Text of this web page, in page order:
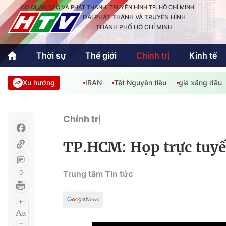
CƠ QUAN BÁO VÀ PHÁT THANH, TRUYỀN HÌNH TP. HỒ CHÍ MINH
ĐÀI PHÁT THANH VÀ TRUYỀN HÌNH
THÀNH PHỐ HỒ CHÍ MINH
Thời sự Thế giới Chính trị Kinh tế
Thời sự
Thể thao
Quốc tế
Văn hóa -
An Sinh
Công nghệ
Xu hướng IRAN Tết Nguyên tiêu giá xăng dầu
0
Chính trị
TP.HCM: Họp trực
Trung tâm Tin tức